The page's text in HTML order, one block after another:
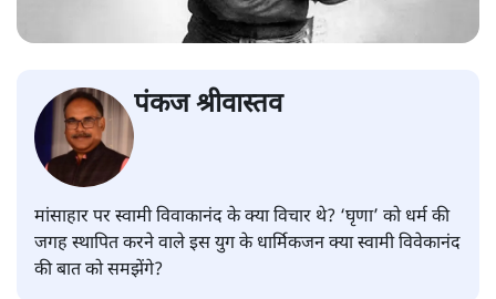
पंकज श्रीवास्तव
मांसाहार पर स्वामी विवाकानंद के क्या विचार थे? ‘घृणा’ को धर्म की
जगह स्थापित करने वाले इस युग के धार्मिकजन क्या स्वामी विवेकानंद
की बात को समझेंगे?